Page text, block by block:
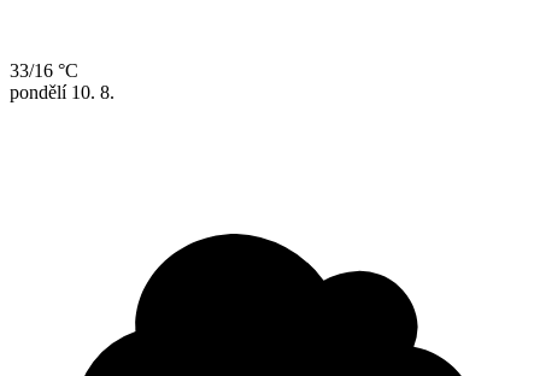
33/16 °C
pondělí 10. 8.